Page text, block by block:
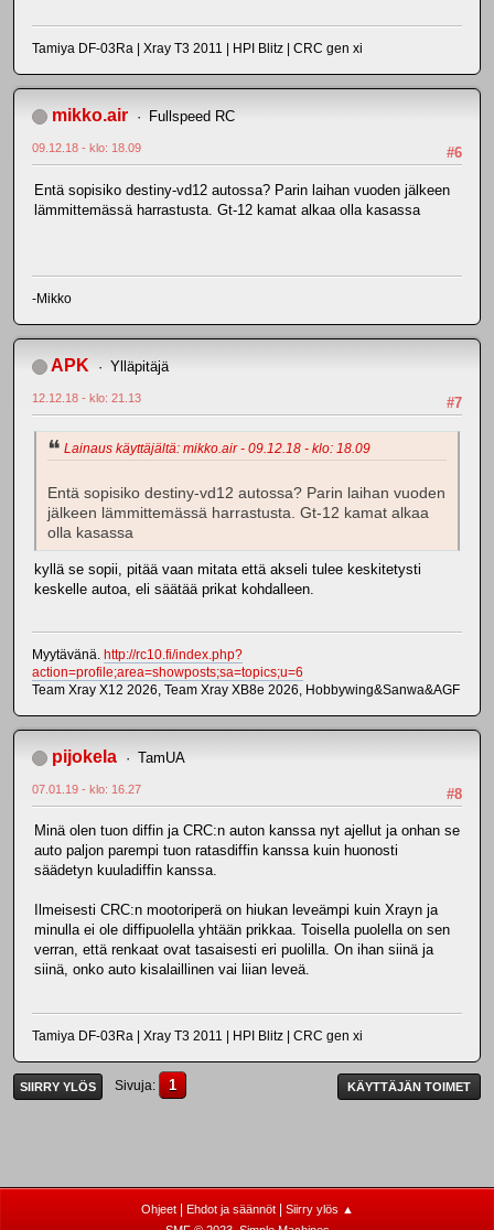
Tamiya DF-03Ra | Xray T3 2011 | HPI Blitz | CRC gen xi
mikko.air Fullspeed RC
#6
09.12.18 - klo: 18.09
Entä sopisiko destiny-vd12 autossa? Parin laihan vuoden jälkeen
lämmittemässä harrastusta. Gt-12 kamat alkaa olla kasassa
-Mikko
APK Ylläpitäjä
#7
12.12.18 - klo: 21.13
Lainaus käyttäjältä: mikko.air - 09.12.18 - klo: 18.09
Entä sopisiko destiny-vd12 autossa? Parin laihan vuoden
jälkeen lämmittemässä harrastusta. Gt-12 kamat alkaa
olla kasassa
kyllä se sopii, pitää vaan mitata että akseli tulee keskitetysti
keskelle autoa, eli säätää prikat kohdalleen.
Myytävänä. http://rc10.fi/index.php?
action=profile;area=showposts;sa=topics;u=6
Team Xray X12 2026, Team Xray XB8e 2026, Hobbywing&Sanwa&AGF
pijokela TamUA
#8
07.01.19 - klo: 16.27
Minä olen tuon diffin ja CRC:n auton kanssa nyt ajellut ja onhan se
auto paljon parempi tuon ratasdiffin kanssa kuin huonosti
säädetyn kuuladiffin kanssa.
Ilmeisesti CRC:n mootoriperä on hiukan leveämpi kuin Xrayn ja
minulla ei ole diffipuolella yhtään prikkaa. Toisella puolella on sen
verran, että renkaat ovat tasaisesti eri puolilla. On ihan siinä ja
siinä, onko auto kisalaillinen vai liian leveä.
Tamiya DF-03Ra | Xray T3 2011 | HPI Blitz | CRC gen xi
SIIRRY YLÖS Sivuja 1 KÄYTTÄJÄN TOIMET
Ohjeet| Ehdot ja säännöt| Siirry ylös ▲